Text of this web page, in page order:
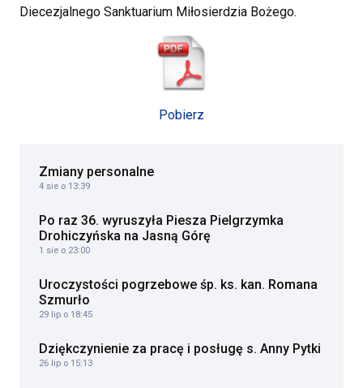
Diecezjalnego Sanktuarium Miłosierdzia Bożego.
Pobierz
Zmiany personalne
4 sie o 13:39
Po raz 36. wyruszyła Piesza Pielgrzymka
Drohiczyńska na Jasną Górę
1 sie o 23:00
Uroczystości pogrzebowe śp. ks. kan. Romana
Szmurło
29 lip o 18:45
Dziękczynienie za pracę i posługę s. Anny Pytki
26 lip o 15:13